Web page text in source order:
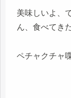
美味しいよ、
ん、食べてき
ペチャクチャ